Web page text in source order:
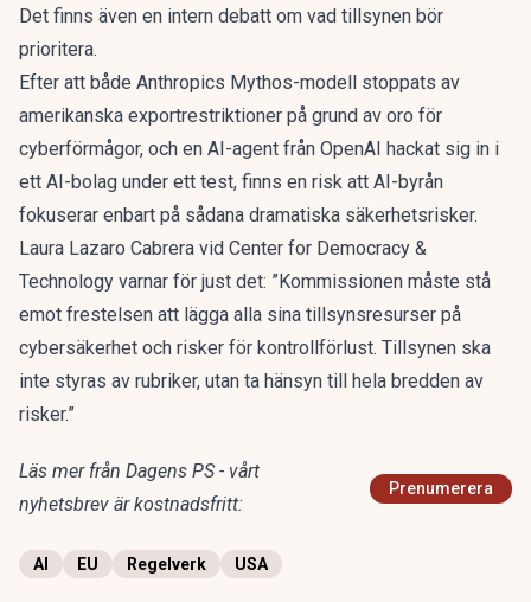
Det finns även en intern debatt om vad tillsynen bör
prioritera.
Efter att både Anthropics Mythos-modell stoppats av
amerikanska exportrestriktioner på grund av oro för
cyberförmågor, och en AI-agent från OpenAI hackat sig in i
ett AI-bolag under ett test, finns en risk att AI-byrån
fokuserar enbart på sådana dramatiska säkerhetsrisker.
Laura Lazaro Cabrera vid Center for Democracy &
Technology varnar för just det: ”Kommissionen måste stå
emot frestelsen att lägga alla sina tillsynsresurser på
cybersäkerhet och risker för kontrollförlust. Tillsynen ska
inte styras av rubriker, utan ta hänsyn till hela bredden av
risker.”
Läs mer från Dagens PS - vårt
nyhetsbrev är kostnadsfritt:
Prenumerera
AI EU Regelverk USA